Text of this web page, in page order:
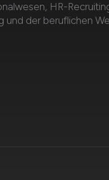
HR-
und der beruflichen